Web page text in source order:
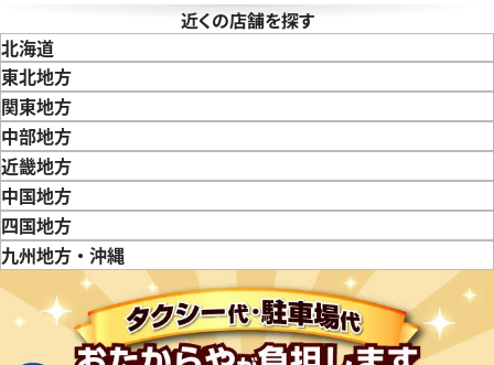
格
日時点の参考買取価格です
IWC ポートフィノ IW378303
※2024年7月27日時点の参考
近くの店舗を探す
北海道
東北地方
青森県岩手県
関東地方
東京都神奈川県
中部地方
新潟県富山県
近畿地方
三重県滋賀県
中国地方
鳥取県島根県
四国地方
徳島県香川県愛媛県
九州地方・沖縄
福岡県
佐賀県 長崎県 熊本県大分県宮崎県鹿児島県